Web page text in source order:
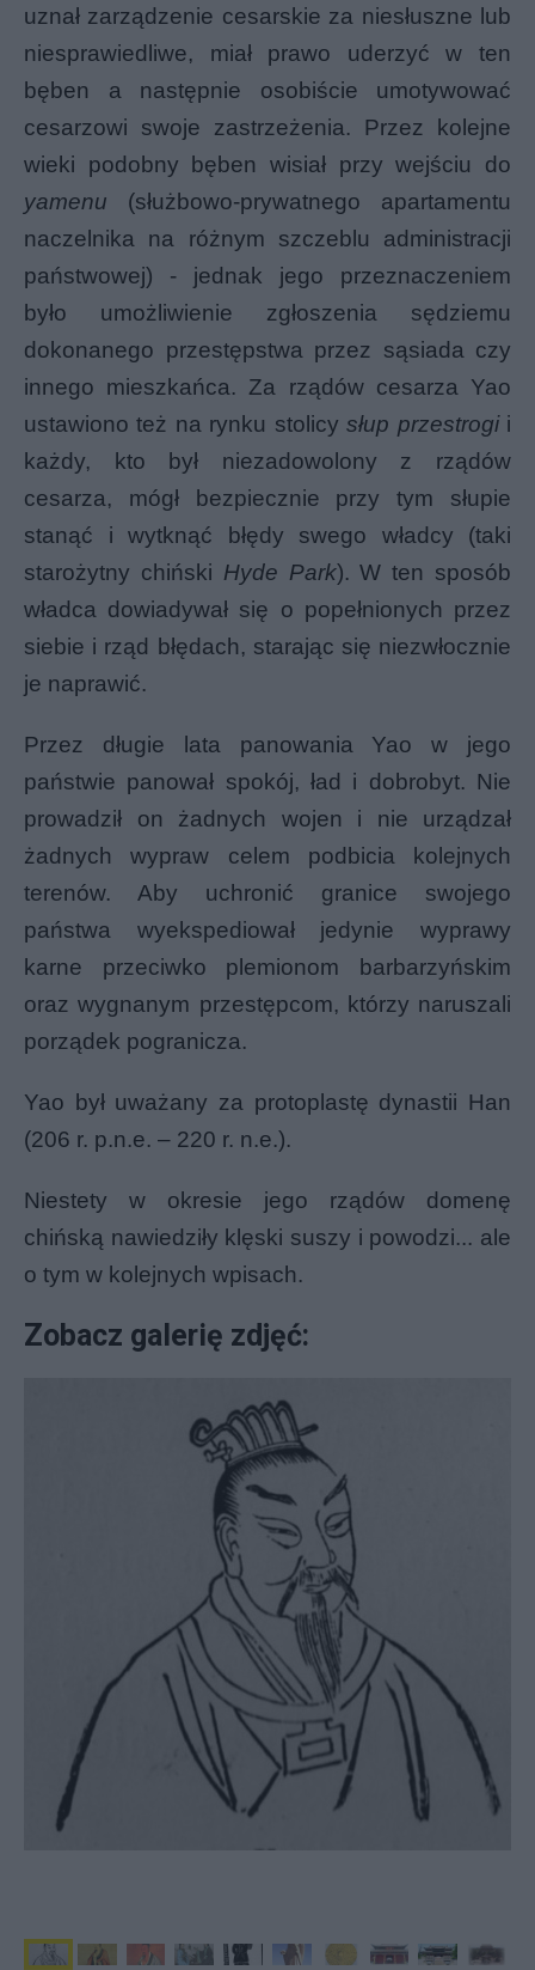
uznał zarządzenie cesarskie za niesłuszne lub
niesprawiedliwe, miał prawo uderzyć w ten
bęben a następnie osobiście umotywować
cesarzowi swoje zastrzeżenia. Przez kolejne
wieki podobny bęben wisiał przy wejściu do
yamenu (służbowo-prywatnego apartamentu
naczelnika na różnym szczeblu administracji
państwowej) - jednak jego przeznaczeniem
było umożliwienie zgłoszenia sędziemu
dokonanego przestępstwa przez sąsiada czy
innego mieszkańca. Za rządów cesarza Yao
ustawiono też na rynku stolicysłup przestrogii
każdy, kto był niezadowolony z rządów
cesarza, mógł bezpiecznie przy tym słupie
stanąć i wytknąć błędy swego władcy (taki
starożytny chiński Hyde Park). W ten sposób
władca dowiadywał się o popełnionych przez
siebie i rząd błędach, starając się niezwłocznie
je naprawić.
Przez długie lata panowania Yao w jego
państwie panował spokój, ład i dobrobyt. Nie
prowadził on żadnych wojen i nie urządzał
żadnych wypraw celem podbicia kolejnych
terenów. Aby uchronić granice swojego
państwa wyekspediował jedynie wyprawy
karne przeciwko plemionom barbarzyńskim
oraz wygnanym przestępcom, którzy naruszali
porządek pogranicza.
Yao był uważany za protoplastę dynastii Han
(206 r. p.n.e. – 220 r. n.e.).
Niestety w okresie jego rządów domenę
chińską nawiedziły klęski suszy i powodzi... ale
o tym w kolejnych wpisach.
Zobacz galerię zdjęć: